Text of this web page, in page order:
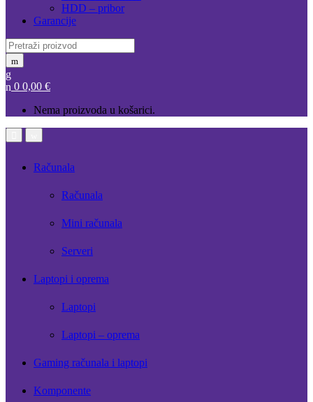
HDD – pribor
Garancije
Search
for:
0 0,00 €
Nema proizvoda u košarici.
Računala
Računala
Mini računala
Serveri
Laptopi i oprema
Laptopi
Laptopi – oprema
Gaming računala i laptopi
Komponente